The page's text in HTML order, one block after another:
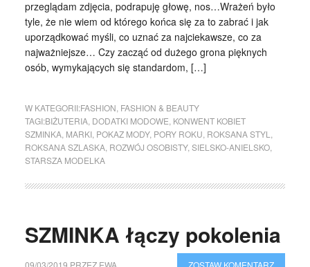
przeglądam zdjęcia, podrapuję głowę, nos…Wrażeń było
tyle, że nie wiem od którego końca się za to zabrać i jak
uporządkować myśli, co uznać za najciekawsze, co za
najważniejsze… Czy zacząć od dużego grona pięknych
osób, wymykających się standardom, […]
W KATEGORII:FASHION, FASHION & BEAUTY
TAGI:BIŻUTERIA, DODATKI MODOWE, KONWENT KOBIET
SZMINKA, MARKI, POKAZ MODY, PORY ROKU, ROKSANA STYL,
ROKSANA SZLASKA, ROZWÓJ OSOBISTY,SIELSKO-ANIELSKO,
STARSZA MODELKA
SZMINKA łączy pokolenia